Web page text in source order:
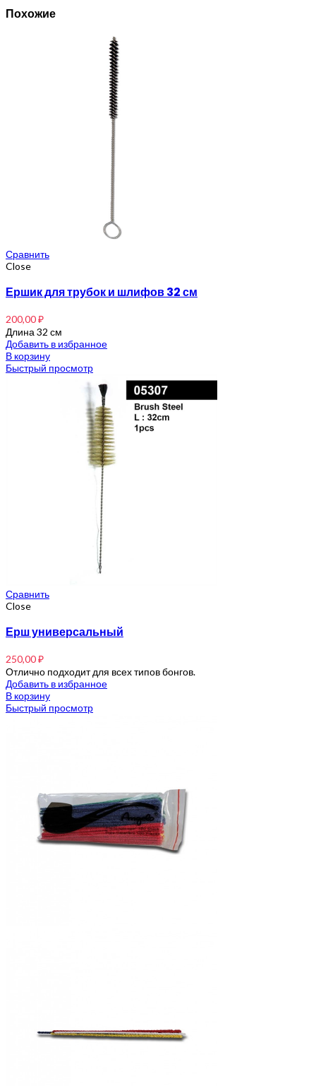
Похожие
Сравнить
Close
Ершик для трубок и шлифов 32 см
200,00₽
Длина 32 см
Добавить в избранное
В корзину
Быстрый просмотр
Сравнить
Close
Ерш универсальный
250,00₽
Отлично подходит для всех типов бонгов.
Добавить в избранное
В корзину
Быстрый просмотр